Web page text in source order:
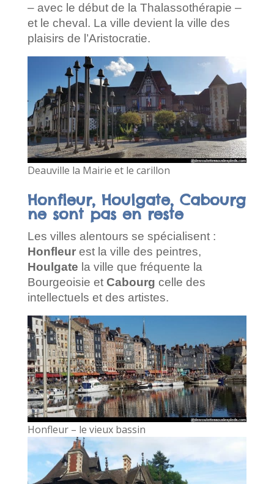
– avec le début de la Thalassothérapie –
et le cheval. La ville devient la ville des
plaisirs de l’Aristocratie.
Deauville la Mairie et le carillon
Honfleur, Houlgate, Cabourg
ne sont pas en reste
Les villes alentours se spécialisent :
Honfleurest la ville des peintres,
Houlgate la ville que fréquente la
Bourgeoisie et Cabourg celle des
intellectuels et des artistes.
Honfleur – le vieux bassin